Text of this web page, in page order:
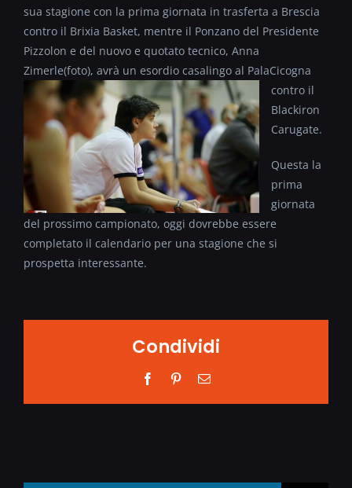
sua stagione con la prima giornata in trasferta a Brescia
contro il Brixia Basket, mentre il Ponzano del Presidente
Pizzolon e del nuovo e quotato tecnico, Anna
Zimerle(foto), avrà un esordio casalingo al PalaCicogna
contro il
Blackiron
Carugate.
Questa la
prima
giornata
del prossimo campionato, oggi dovrebbe essere
completato il calendario per una stagione che si
prospetta interessante.
Condividi
FacebookPinterestEmail